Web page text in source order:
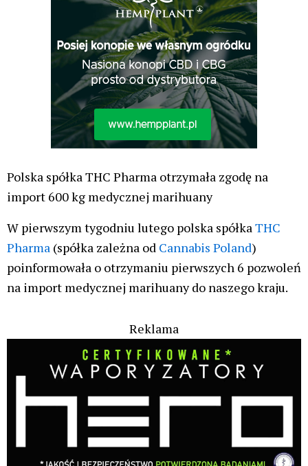
Polska spółka THC Pharma otrzymała zgodę na
import 600 kg medycznej marihuany
W pierwszym tygodniu lutego polska spółka THC
Pharma (spółka zależna od Cannabis Poland)
poinformowała o otrzymaniu pierwszych 6 pozwoleń
na import medycznej marihuany do naszego kraju.
Reklama